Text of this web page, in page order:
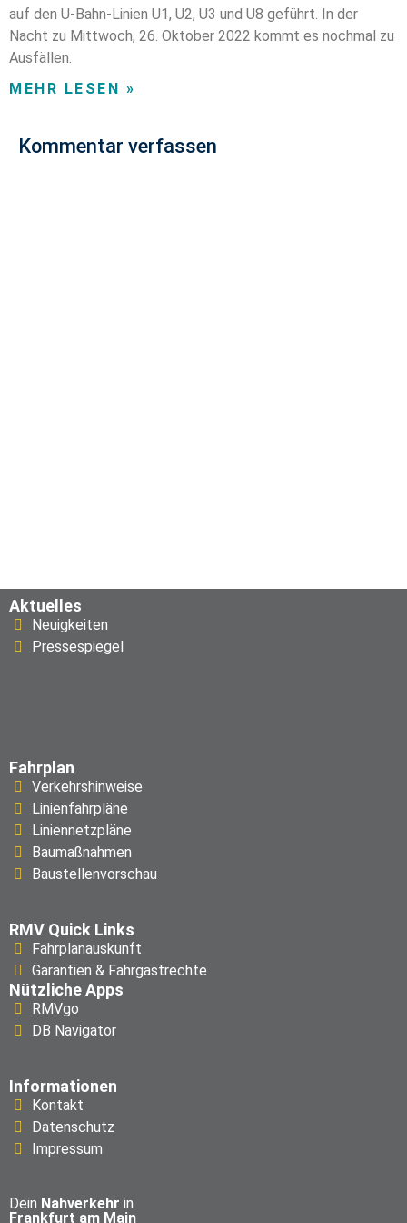
auf den U-Bahn-Linien U1, U2, U3 und U8 geführt. In der
Nacht zu Mittwoch, 26. Oktober 2022 kommt es nochmal zu
Ausfällen.
MEHR LESEN »
Kommentar verfassen
Aktuelles
Neuigkeiten
Pressespiegel
Fahrplan
Verkehrshinweise
Linienfahrpläne
Liniennetzpläne
Baumaßnahmen
Baustellenvorschau
RMV Quick Links
Fahrplanauskunft
Garantien & Fahrgastrechte
Nützliche Apps
RMVgo
DB Navigator
Informationen
Kontakt
Datenschutz
Impressum
Dein Nahverkehr in
Frankfurt am Main